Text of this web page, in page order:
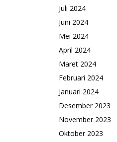
Juli 2024
Juni 2024
Mei 2024
April 2024
Maret 2024
Februari 2024
Januari 2024
Desember 2023
November 2023
Oktober 2023